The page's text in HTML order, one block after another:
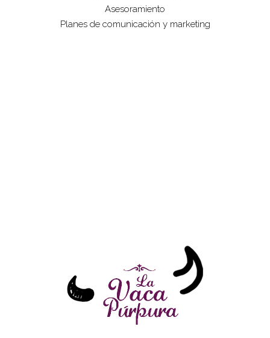
Asesoramiento
Planes de comunicación y marketing